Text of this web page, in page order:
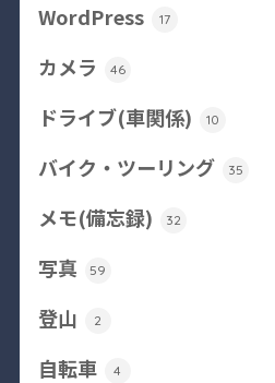
WordPress 17
カメラ 46
ドライブ(車関係) 10
バイク・ツーリング 35
メモ(備忘録) 32
写真 59
登山 2
自転車 4